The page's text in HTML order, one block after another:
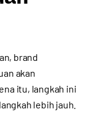
brand
akan
itu, langkah ini
lebih jauh.